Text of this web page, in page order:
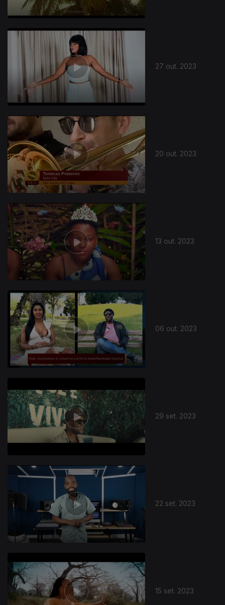
27 out. 2023
20 out. 2023
13 out. 2023
06 out. 2023
29 set. 2023
22 set. 2023
15 set. 2023